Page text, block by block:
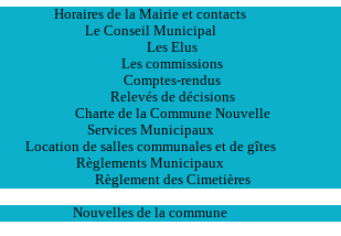
Horaires de la Mairie et contacts
Le Conseil Municipal
Les Elus
Les commissions
Comptes-rendus
Relevés de décisions
Charte de la Commune Nouvelle
Services Municipaux
Location de salles communales et de gîtes
Règlements Municipaux
Règlement des Cimetières
Nouvelles de la commune